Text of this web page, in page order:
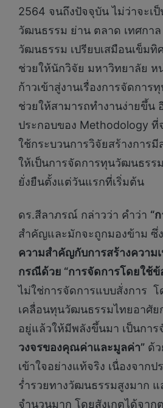
2564 จนถึงปัจจุบัน ไม่ว่าจะเ
วัฒนธรรม ย่าน ตลาด เทศกา
วัฒนธรรม เปรียบเสมือนเข็มทิ
ช่วยให้นักวิจัย มหาวิทยาลัย ห
ก้าวเข้าสู่งานเรื่องการจัดกา
ช่วยให้สามารถทำงานง่ายขึ้น
ประกอบของ Methodology ที่
ใช้กระบวนการวิจัยสร้างการ
ให้เป็นการจัดการทุนวัฒนธรร
ยั่งยืนตั้งแต่วันแรกที่เริ่มต้น
ดร.สีลาภรณ์ กล่าวว่า คำว่า “
สำคัญและมักจะถูกมองข้าม ซึ่ง
ความสำคัญกับการสร้างความ
กรณีด้วย “การจัดการโดยใช้
ไม่ใช่การจัดการแบบสั่งการ
เคลื่อนทุนวัฒนธรรมไทยอาศัย
อยู่แล้วให้มีพลังขึ้นมา เป็นการ
วงจรของคุณค่าและมูลค่า” ด้
เข้าใจอย่างแท้จริง เนื่องจากป
ร่ำรวยทางวัฒนธรรมสูงมาก
จำนวนมาก โดยสังเกตได้จาก